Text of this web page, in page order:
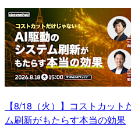
【8/18（火）】コストカッ
ム刷新がもたらす本当の効果